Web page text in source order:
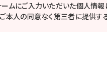
ームにご入力いただいた個人情
ご本人の同意なく第三者に提供す